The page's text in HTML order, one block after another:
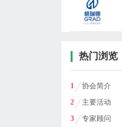
热门浏览
1
协会简介
2
主要活动
3
专家顾问